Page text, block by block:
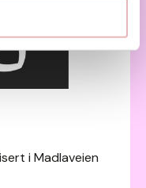
i Madlaveien